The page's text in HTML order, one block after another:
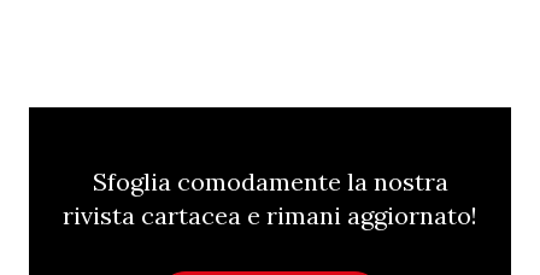
Sfoglia comodamente la nostra
rivista cartacea e rimani aggiornato!